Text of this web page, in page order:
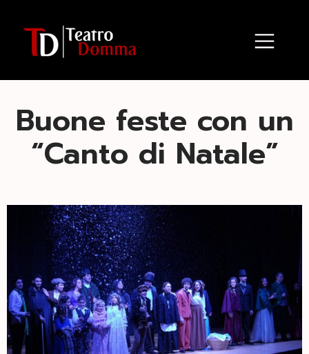
Buone feste con un
“Canto di Natale”